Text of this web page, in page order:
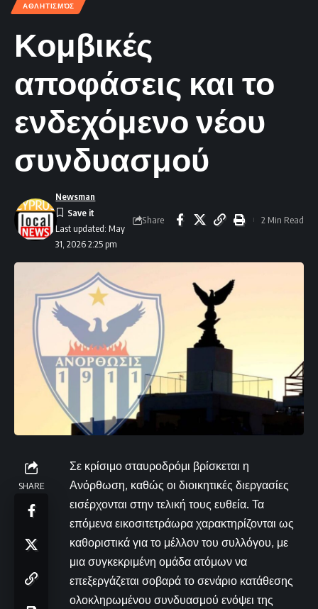
ΑΘΛΗΤΙΣΜΌΣ
Κομβικές
αποφάσεις και το
ενδεχόμενο νέου
συνδυασμού
Last updated: May
31, 2026 2:25 pm
Newsman
Share 2 Min Read
SHARE
Σε κρίσιμο σταυροδρόμι βρίσκεται η
Ανόρθωση, καθώς οι διοικητικές διεργασίες
εισέρχονται στην τελική τους ευθεία. Τα
επόμενα εικοσιτετράωρα χαρακτηρίζονται ως
καθοριστικά για το μέλλον του συλλόγου, με
μια συγκεκριμένη ομάδα ατόμων να
επεξεργάζεται σοβαρά το σενάριο κατάθεσης
ολοκληρωμένου συνδυασμού ενόψει της